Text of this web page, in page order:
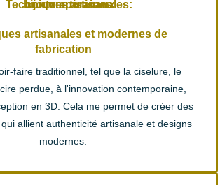
artisanales et modernes de
fabrication
faire traditionnel, tel que la ciselure, le
perdue, à l'innovation contemporaine,
en 3D. Cela me permet de créer des
allient authenticité artisanale et designs
modernes.